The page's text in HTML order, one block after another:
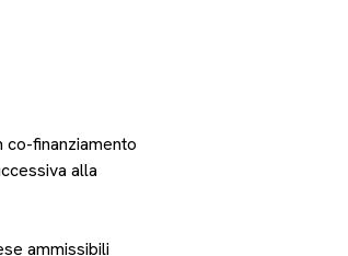
co-finanziamento
alla
ammissibili